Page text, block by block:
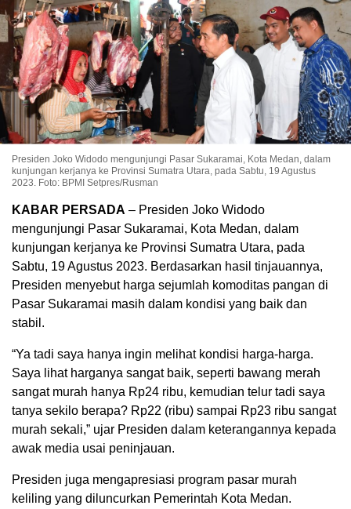
Presiden Joko Widodo mengunjungi Pasar Sukaramai, Kota Medan, dalam
kunjungan kerjanya ke Provinsi Sumatra Utara, pada Sabtu, 19 Agustus
2023. Foto: BPMI Setpres/Rusman
KABAR PERSADA – Presiden Joko Widodo
mengunjungi Pasar Sukaramai, Kota Medan, dalam
kunjungan kerjanya ke Provinsi Sumatra Utara, pada
Sabtu, 19 Agustus 2023. Berdasarkan hasil tinjauannya,
Presiden menyebut harga sejumlah komoditas pangan di
Pasar Sukaramai masih dalam kondisi yang baik dan
stabil.
“Ya tadi saya hanya ingin melihat kondisi harga-harga.
Saya lihat harganya sangat baik, seperti bawang merah
sangat murah hanya Rp24 ribu, kemudian telur tadi saya
tanya sekilo berapa? Rp22 (ribu) sampai Rp23 ribu sangat
murah sekali,” ujar Presiden dalam keterangannya kepada
awak media usai peninjauan.
Presiden juga mengapresiasi program pasar murah
keliling yang diluncurkan Pemerintah Kota Medan.